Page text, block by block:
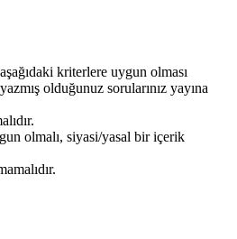
kriterlere uygun olması
olduğunuz sorularınız yayına
olmalı, siyasi/yasal bir içerik